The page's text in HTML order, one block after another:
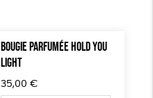
BOUGIE PARFUMÉE HOLD YOU
LIGHT
35,00 €